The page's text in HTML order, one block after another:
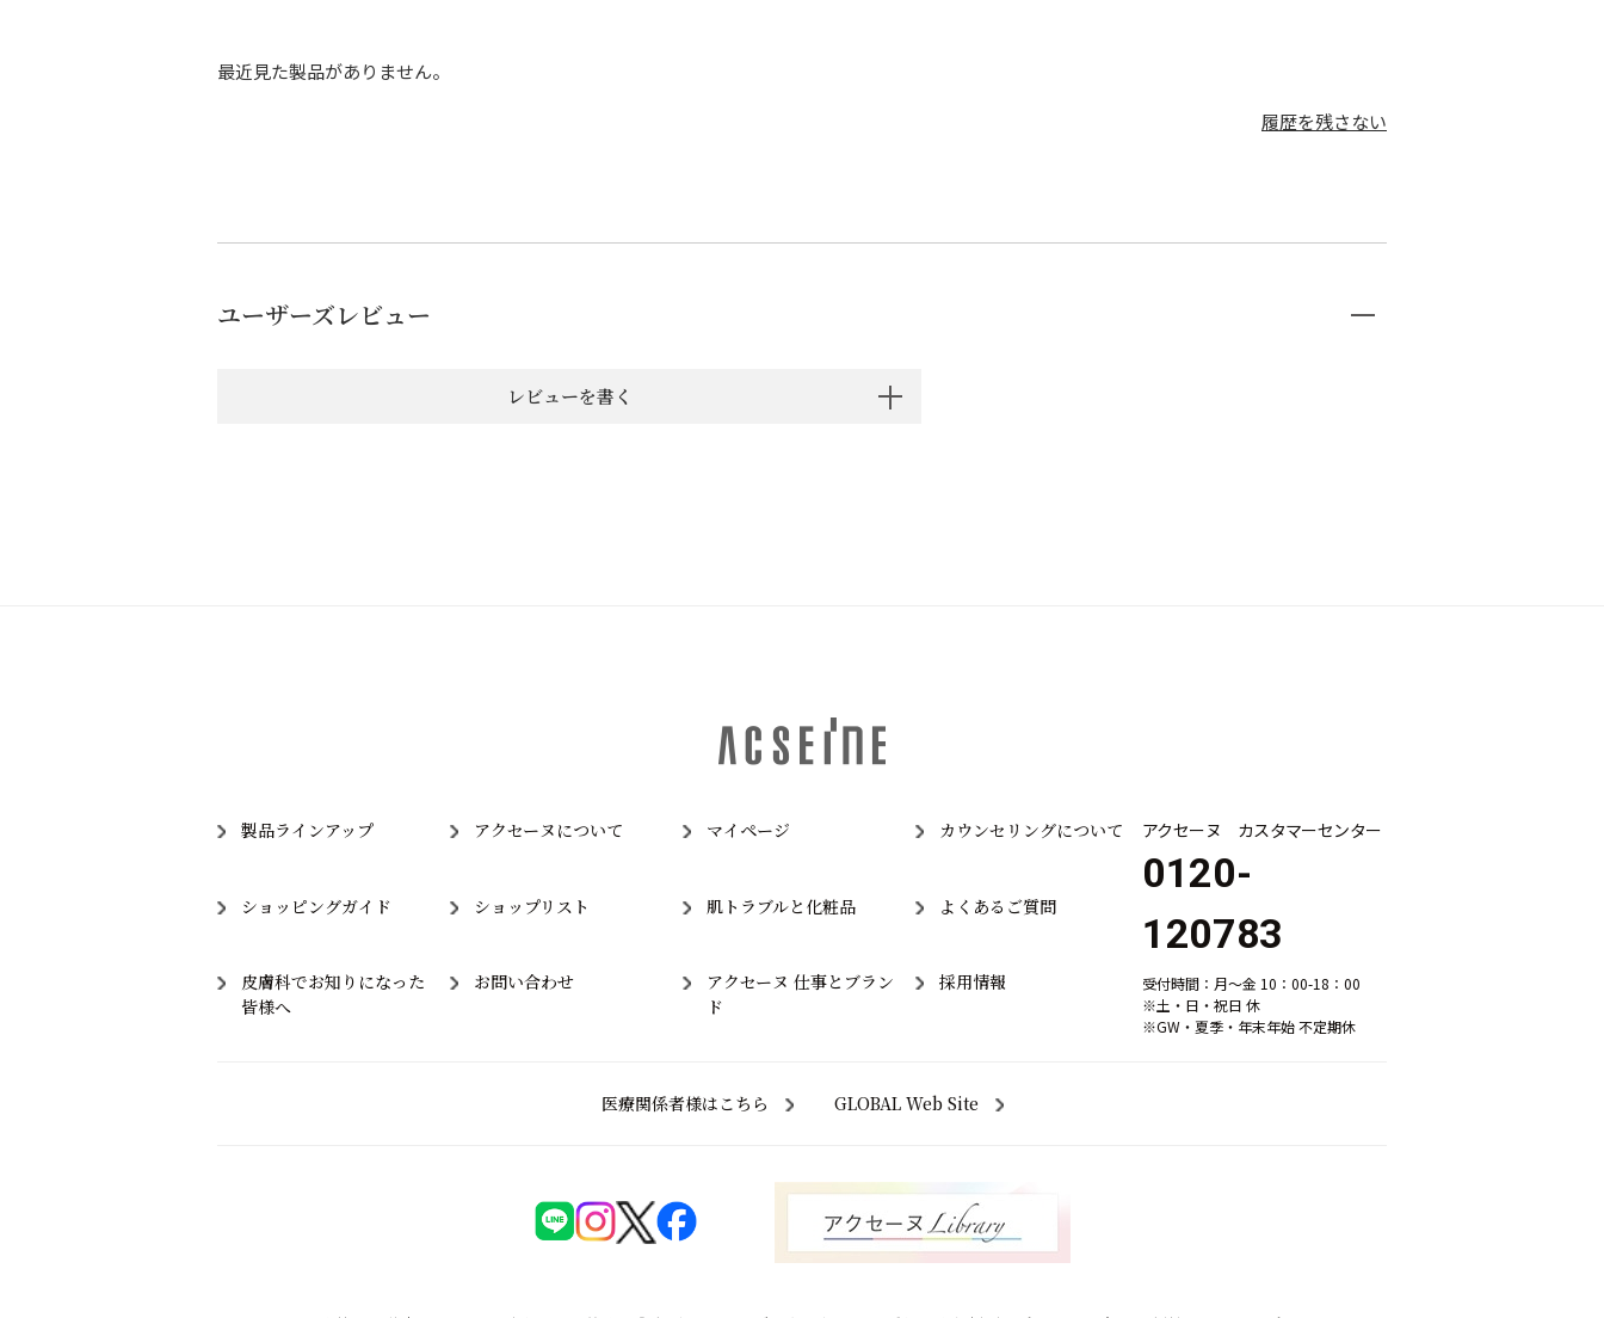
最近見た製品がありません。
履歴を残さない
ユーザーズレビュー
レビューを書く
製品ラインアップ アクセーヌについて マイページ カウンセリングについて
ショッピングガイド ショップリスト 肌トラブルと化粧品 よくあるご質問
皮膚科でお知りになった
皆様へ
お問い合わせ
アクセーヌ 仕事とブラン
ド
採用情報
アクセーヌ カスタマーセンター
0120-
120783
受付時間：月～金 10：00-18：00
※土・日・祝日 休
※GW・夏季・年末年始 不定期休
医療関係者様はこちら GLOBAL Web Site